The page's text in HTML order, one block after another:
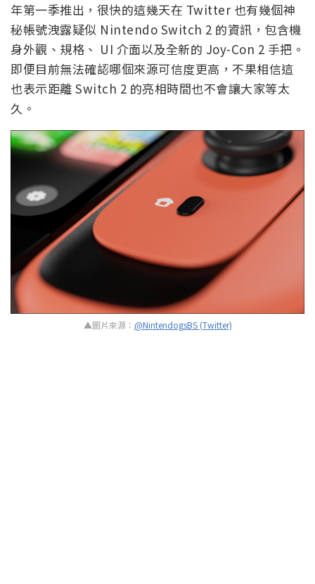
年第一季推出，很快的這幾天在 Twitter 也有幾個神
秘帳號洩露疑似 Nintendo Switch 2 的資訊，包含機
身外觀、規格、 UI 介面以及全新的 Joy-Con 2 手把。
即便目前無法確認哪個來源可信度更高，不果相信這
也表示距離 Switch 2 的亮相時間也不會讓大家等太
久。
▲圖片來源： @NintendogsBS (Twitter)